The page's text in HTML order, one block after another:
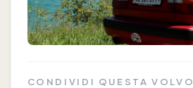
CONDIVIDI QUESTA VOLVO